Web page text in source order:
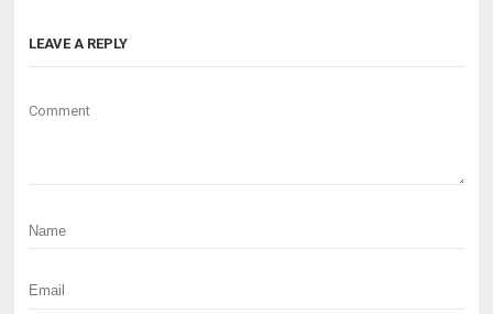
LEAVE A REPLY
Comment